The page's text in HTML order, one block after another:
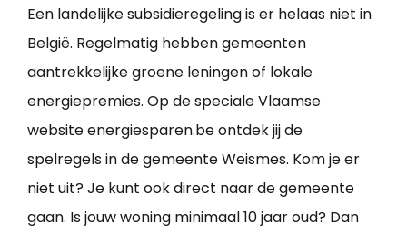
Een landelijke subsidieregeling is er helaas niet in
België. Regelmatig hebben gemeenten
aantrekkelijke groene leningen of lokale
energiepremies. Op de speciale Vlaamse
website energiesparen.be ontdek jij de
spelregels in de gemeente Weismes. Kom je er
niet uit? Je kunt ook direct naar de gemeente
gaan. Is jouw woning minimaal 10 jaar oud? Dan